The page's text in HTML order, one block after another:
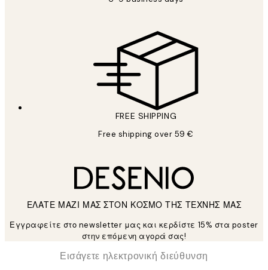
FREE SHIPPING
Free shipping over 59 €
ΕΛΑΤΕ ΜΑΖΙ ΜΑΣ ΣΤΟΝ ΚΟΣΜΟ ΤΗΣ ΤΕΧΝΗΣ ΜΑΣ
Εγγραφείτε στο newsletter μας και κερδίστε 15% στα poster
στην επόμενη αγορά σας!
Ηλεκτρονική Διεύθυνση